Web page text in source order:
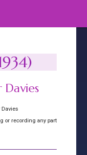
Davies
or recording any part